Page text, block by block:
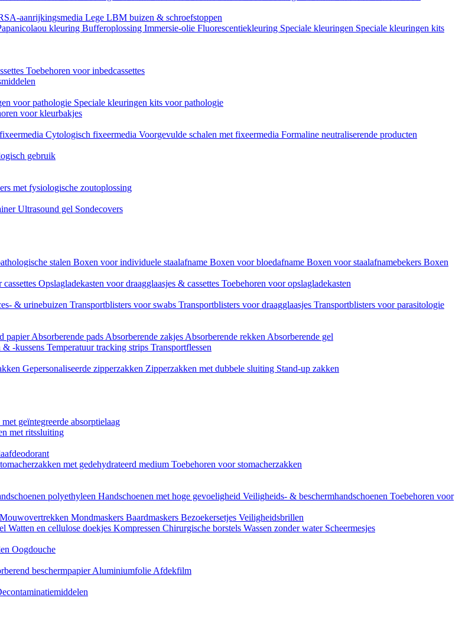
aanrijkingsmedia Lege LBM buizen & schroefstoppen
kleuring Bufferoplossing Immersie-olie Fluorescentiekleuring Speciale kleuringen Speciale kleuringen kits
Toebehoren voor inbedcassettes
voor pathologie Speciale kleuringen kits voor pathologie
voor kleurbakjes
Cytologisch fixeermedia Voorgevulde schalen met fixeermedia Formaline neutraliserende producten
gebruik
met fysiologische zoutoplossing
Ultrasound gel Sondecovers
stalen Boxen voor individuele staalafname Boxen voor bloedafname Boxen voor staalafnamebekers Boxen
Opslagladekasten voor draagglaasjes & cassettes Toebehoren voor opslagladekasten
& urinebuizen Transportblisters voor swabs Transportblisters voor draagglaasjes Transportblisters voor parasitologie
papierAbsorberende pads Absorberende zakjes Absorberende rekken Absorberende gel
& -kussens Temperatuur tracking strips Transportflessen
Gepersonaliseerde zipperzakken Zipperzakken met dubbele sluiting Stand-up zakken
geïntegreerde absorptielaag
met ritssluiting
met gedehydrateerd medium Toebehoren voor stomacherzakken
polyethyleen Handschoenen met hoge gevoeligheid Veiligheids- & beschermhandschoenen Toebehoren voor
Mouwovertrekken Mondmaskers Baardmaskers Bezoekersetjes Veiligheidsbrillen
Watten en cellulose doekjes Kompressen Chirurgische borstels Wassen zonder water Scheermesjes
Oogdouche
beschermpapierAluminiumfolie Afdekfilm